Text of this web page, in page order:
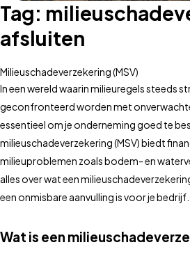
Tag:
afsluiten
Milieuschadeverzekering (MSV)
In een wereld waarin milieuregels steeds
geconfronteerd worden met
essentieel om je onderneming goed te
milieuschadeverzekering (MSV) biedt
milieuproblemen zoals bodem- en
alles over wat een
een onmisbare aanvulling is voor je bedrijf.
Wat is een